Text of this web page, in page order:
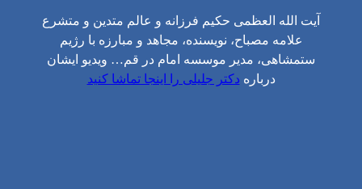
آیت الله العظمی حکیم فرزانه و عالم متدین و متشرع
علامه مصباح، نویسنده، مجاهد و مبارزه با رژیم
ستمشاهی، مدیر موسسه امام در قم… ویدیو ایشان
درباره دکتر جلیلی را اینجا تماشا کنید